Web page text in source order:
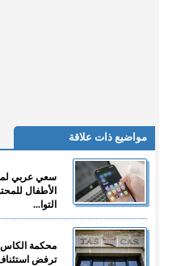
مواضيع ذات علاقة
سعي عربي
الأطفال
التوا...
محكمة
ترفض